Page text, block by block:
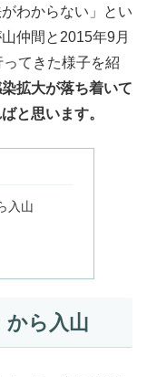
わからない」とい
仲間と2015年9月
てきた様子を紹
拡大が落ち着いて
と思います。
入山
から入山